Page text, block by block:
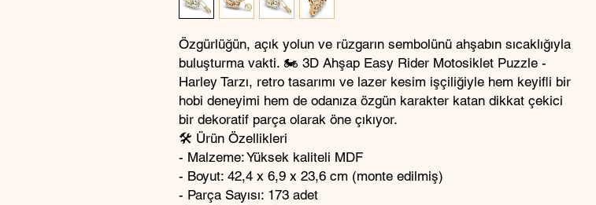
Özgürlüğün, açık yolun ve rüzgarın sembolünü ahşabın sıcaklığıyla
buluşturma vakti. 🏍️ 3D Ahşap Easy Rider Motosiklet Puzzle -
Harley Tarzı, retro tasarımı ve lazer kesim işçiliğiyle hem keyifli bir
hobi deneyimi hem de odanıza özgün karakter katan dikkat çekici
bir dekoratif parça olarak öne çıkıyor.
🛠️ Ürün Özellikleri
- Malzeme: Yüksek kaliteli MDF
- Boyut: 42,4 x 6,9 x 23,6 cm (monte edilmiş)
- Parça Sayısı: 173 adet